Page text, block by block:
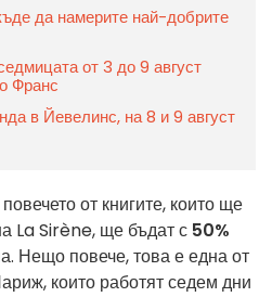
да намерите най-добрите
от 3 до 9 август
Франс
в Йевелинс, на 8 и 9 август
от книгите, които ще
La Sirène, ще бъдат с 50%
Нещо повече, това е една от
които работят седем дни